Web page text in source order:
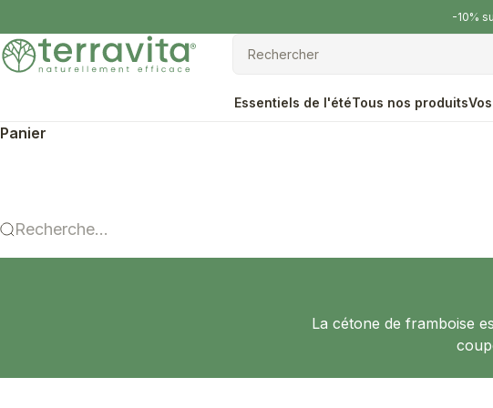
-10%
Terravita
Rechercher
Rechercher
Essentiels de l'étéTous nos produits
Panier
Recherche...
La cétone de framboise